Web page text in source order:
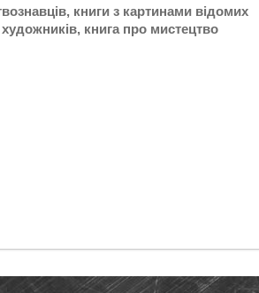
книги з картинами відомих
книга про мистецтво